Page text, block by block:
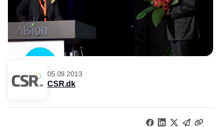
05.09.2013
CSR.dk